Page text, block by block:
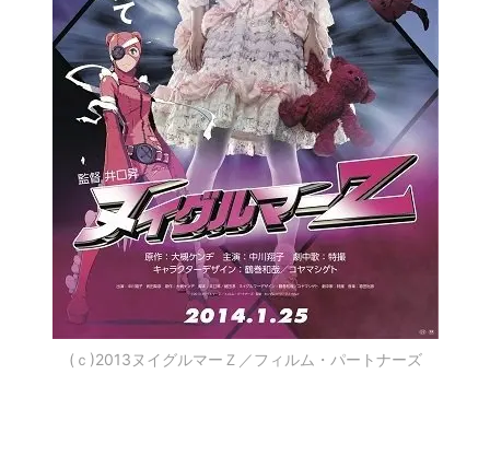
(ｃ)2013ヌイグルマーＺ／フィルム・パートナーズ